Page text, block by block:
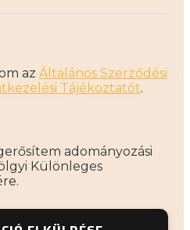
az Általános Szerződési
Tájékoztatót.
adományozási
Különleges